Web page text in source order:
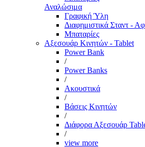
Αναλώσιμα
Γραφική Ύλη
Διαφημιστικά Σταντ -
Μπαταρίες
Αξεσουάρ Κινητών - Tablet
Power Bank
/
Power Banks
/
Ακουστικά
/
Βάσεις Κινητών
/
Διάφορα Αξεσουάρ
/
view more